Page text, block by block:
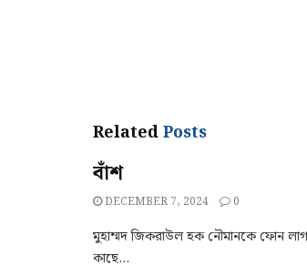
RelatedPosts
বাঁশ
DECEMBER 7, 2024 0
মুহাম্মদ জিকরাউল হক নৌমানকে ফোন
কাছে...